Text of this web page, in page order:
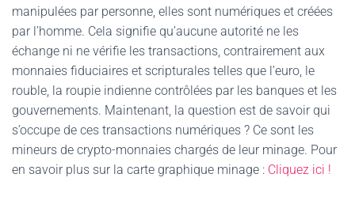
manipulées par personne, elles sont numériques et créées
par l’homme. Cela signifie qu’aucune autorité ne les
échange ni ne vérifie les transactions, contrairement aux
monnaies fiduciaires et scripturales telles que l’euro, le
rouble, la roupie indienne contrôlées par les banques et les
gouvernements. Maintenant, la question est de savoir qui
s’occupe de ces transactions numériques ? Ce sont les
mineurs de crypto-monnaies chargés de leur minage. Pour
en savoir plus sur la carte graphique minage : Cliquez ici !